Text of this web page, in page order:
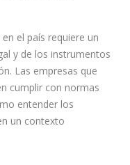
el país requiere un
y de los instrumentos
Las empresas que
cumplir con normas
entender los
un contexto